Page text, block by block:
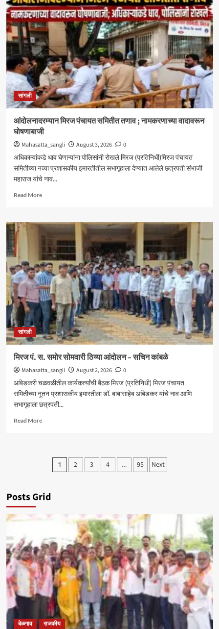
योजनेत
सिनर्जी
हॉस्पिटलचा
समावेश
;
दक्षिण
महाराष्ट्रातील
CGHS
लाभार्थ्यांना
मोठा
दिलासा
सांगली
आंदोलनादरम्यान मिरज पंचायत समितीत तणाव ; नामकरणाच्या वादावरून
घोषणाबाजी
Mahasatta_sangli August 3, 2026
0
अधिकाऱ्यांकडे धाव घेणाऱ्यांना पोलिसांनी रोखले मिरज (प्रतिनिधी)मिरज पंचायत
समितीच्या नव्या प्रशासकीय इमारतीतील सभागृहाला देण्यात आलेले छत्रपती संभाजी
महाराज यांचे नाव...
Read MoreRead
आंदोलनादरम्यान
पंचायत
समितीत
तणाव
;
नामकरणाच्या
वादावरून
घोषणाबाजी
सांगली
मिरज पं. स. समोर सोमवारी ठिय्या आंदोलन – सचिन कांबळे
Mahasatta_sangli August 2, 2026
0
आंबेडकरी चळवळीतील कार्यकर्त्यांची बैठक मिरज (प्रतिनिधी) मिरज पंचायत
समितीच्या नूतन प्रशासकीय इमारतीला डॉ. बाबासाहेब आंबेडकर यांचे नाव आणि
सभागृहाला छत्रपती...
Read MoreRead
ठिय्या
आंदोलन
Posts
1 2 3 4 … 95 Next
Posts Grid
बेळगाव राजकीय